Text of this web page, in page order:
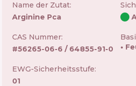
Name der Zutat:
Arginine Pca
CAS Nummer:
#56265-06-6 / 64855-91-0
EWG-Sicherheitsstufe:
01